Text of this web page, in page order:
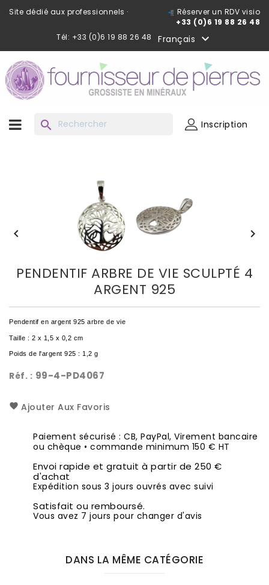
Site dédié aux professionnels ·
Réserver un RDV visio
+33 (0)6 19 88 26 48
Tél: +33 (0)6 19 88 26 48
Français 
search Inscription
 
PENDENTIF ARBRE DE VIE SCULPTÉ 4
ARGENT 925
Pendentif en argent 925 arbre de vie
Taille : 2 x 1,5 x 0,2 cm
Poids de l'argent 925 : 1,2 g
Réf. : 99-4-PD4067
Ajouter Aux Favoris
Paiement sécurisé : CB, PayPal, Virement bancaire
ou chèque • commande minimum 150 € HT
Envoi rapide et gratuit à partir de 250 €
d'achat
Expédition sous 3 jours ouvrés avec suivi
Satisfait ou remboursé.
Vous avez 7 jours pour changer d'avis
DANS LA MÊME CATÉGORIE